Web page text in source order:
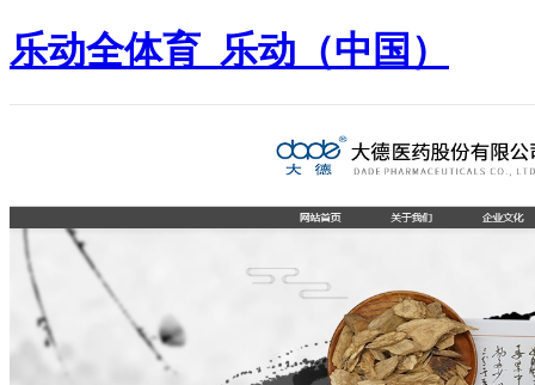
乐动全体育_乐动（中国）